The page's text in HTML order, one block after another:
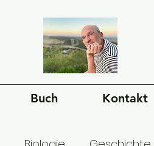
Buch Kontakt